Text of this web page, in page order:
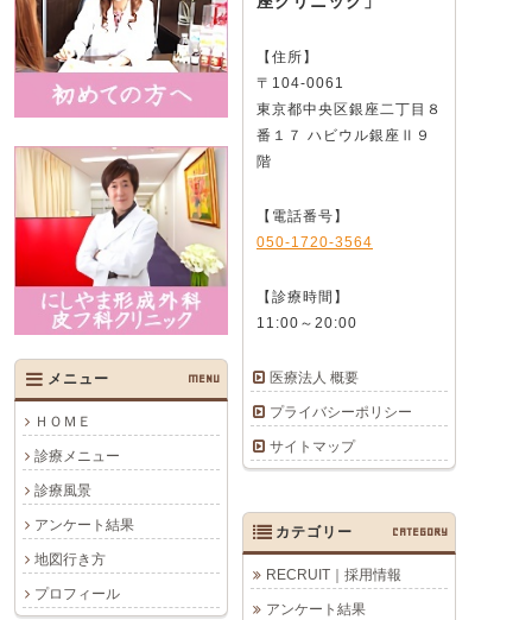
メニュー MENU
ＨＯＭＥ
診療メニュー
診療風景
アンケート結果
地図行き方
プロフィール
【住所】
〒104-0061
東京都中央区銀座二丁目８
番１７ ハビウル銀座Ⅱ９
階
【電話番号】
050-1720-3564
【診療時間】
11:00～20:00
医療法人 概要
プライバシーポリシー
サイトマップ
カテゴリー CATEGORY
RECRUIT｜採用情報
アンケート結果